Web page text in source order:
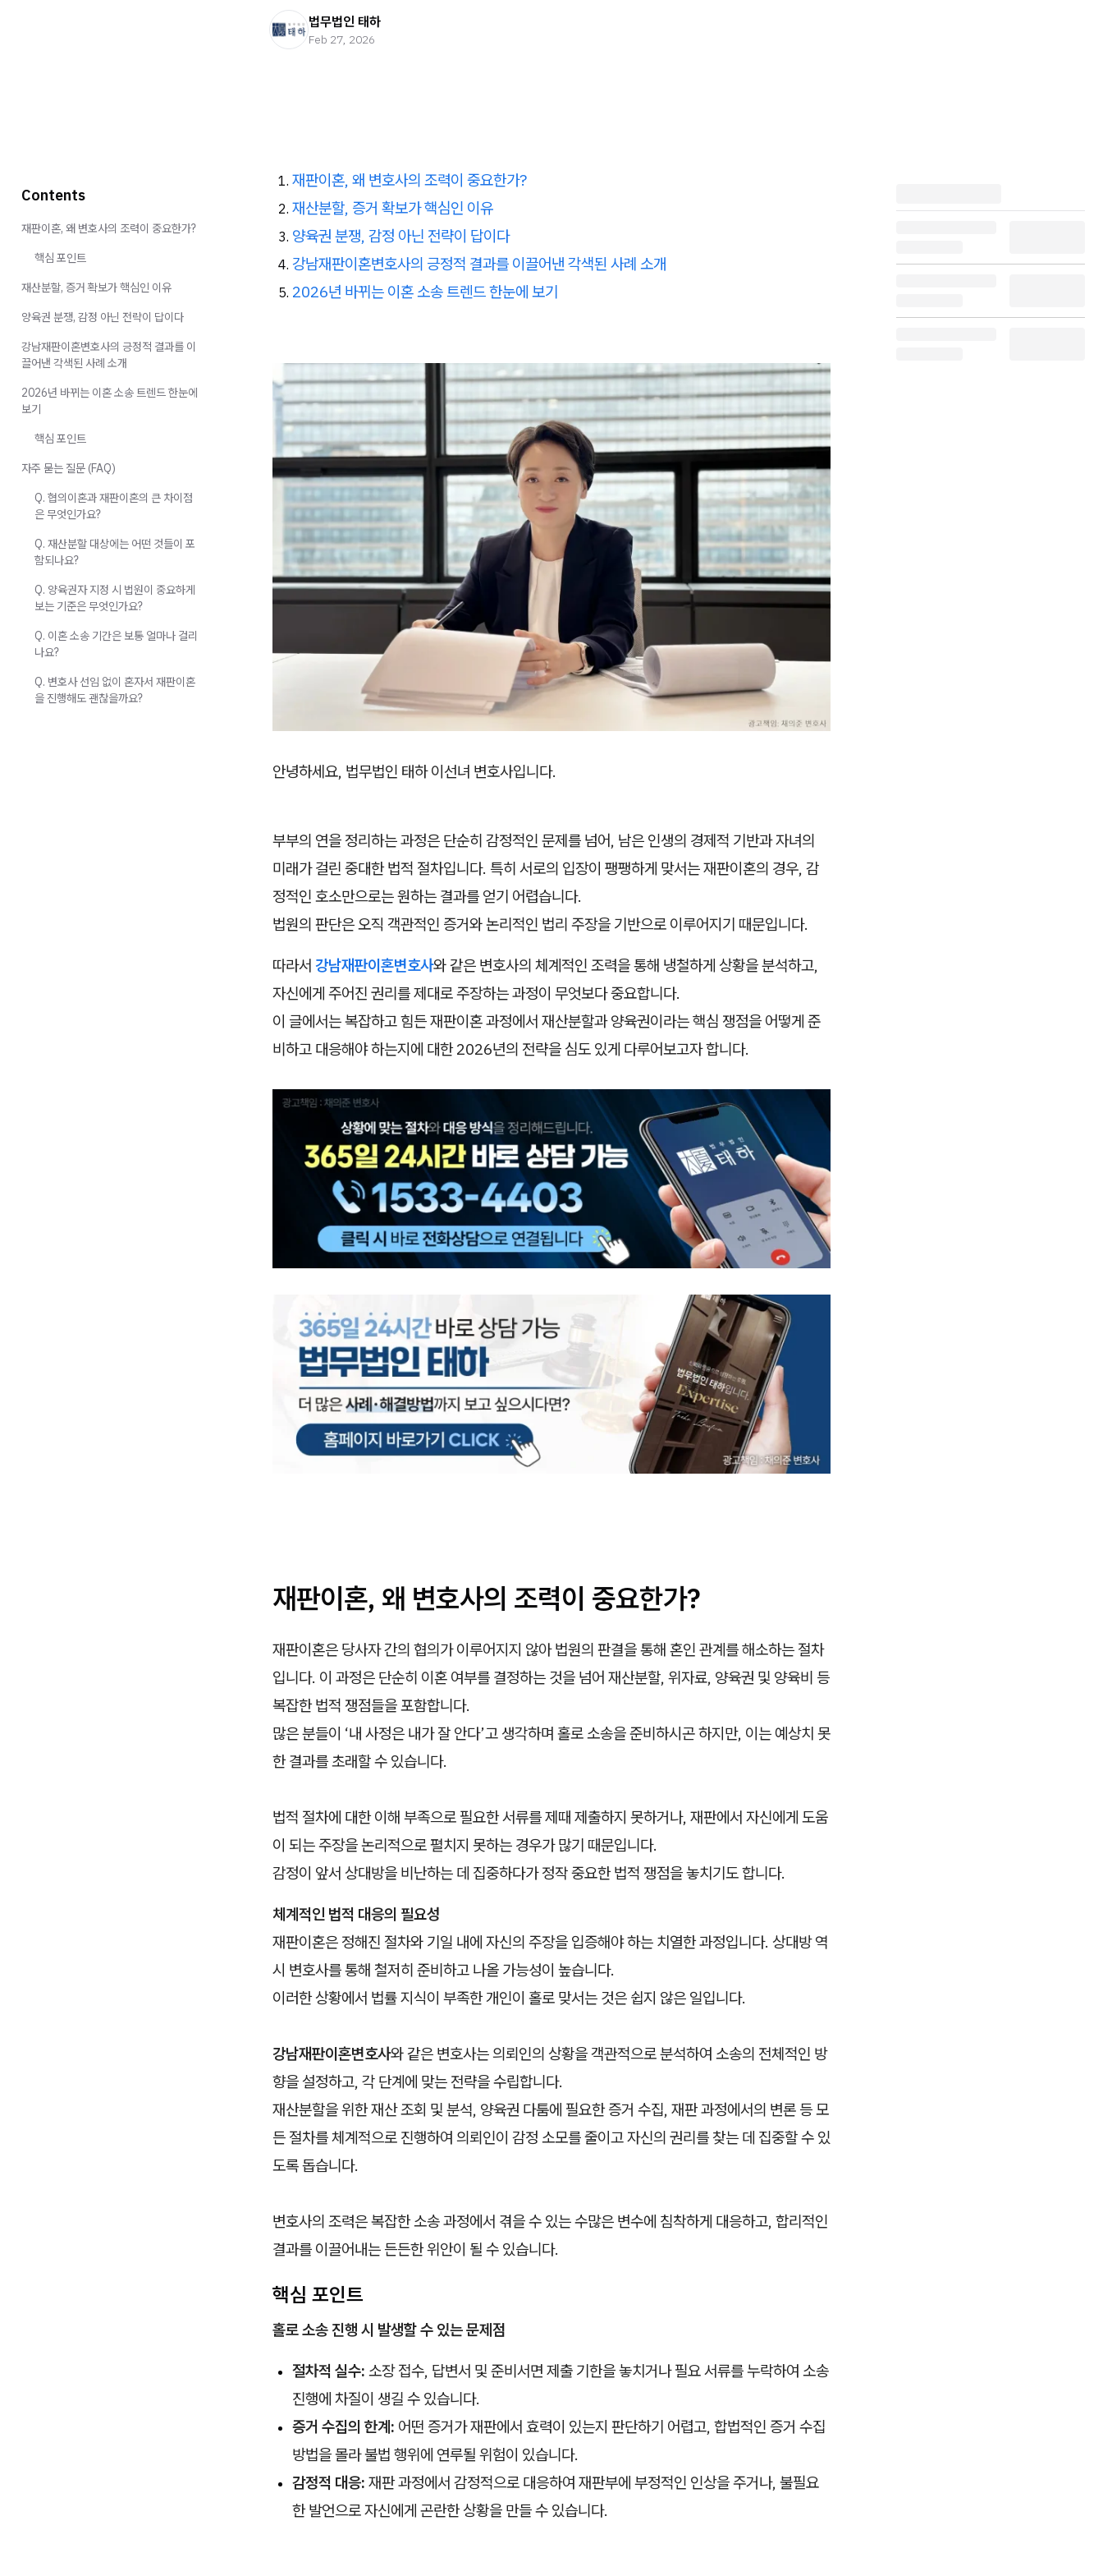
법무법인 태하
Feb 27, 2026
재판이혼, 왜 변호사의 조력이 중요한가?
재산분할, 증거 확보가 핵심인 이유
양육권 분쟁, 감정 아닌 전략이 답이다 ‍‍
강남재판이혼변호사의 긍정적 결과를 이끌어낸 각색된 사례 소개
2026년 바뀌는 이혼 소송 트렌드 한눈에 보기
안녕하세요, 법무법인 태하 이선녀 변호사입니다.
부부의 연을 정리하는 과정은 단순히 감정적인 문제를 넘어, 남은 인생의 경제적 기반과 자녀의
미래가 걸린 중대한 법적 절차입니다. 특히 서로의 입장이 팽팽하게 맞서는 재판이혼의 경우, 감
정적인 호소만으로는 원하는 결과를 얻기 어렵습니다.
법원의 판단은 오직 객관적인 증거와 논리적인 법리 주장을 기반으로 이루어지기 때문입니다.
따라서 강남재판이혼변호사와 같은 변호사의 체계적인 조력을 통해 냉철하게 상황을 분석하고,
자신에게 주어진 권리를 제대로 주장하는 과정이 무엇보다 중요합니다.
이 글에서는 복잡하고 힘든 재판이혼 과정에서 재산분할과 양육권이라는 핵심 쟁점을 어떻게 준
비하고 대응해야 하는지에 대한 2026년의 전략을 심도 있게 다루어보고자 합니다.
재판이혼, 왜 변호사의 조력이 중요한가?
재판이혼은 당사자 간의 협의가 이루어지지 않아 법원의 판결을 통해 혼인 관계를 해소하는 절차
입니다. 이 과정은 단순히 이혼 여부를 결정하는 것을 넘어 재산분할, 위자료, 양육권 및 양육비 등
복잡한 법적 쟁점들을 포함합니다.
많은 분들이 ‘내 사정은 내가 잘 안다’고 생각하며 홀로 소송을 준비하시곤 하지만, 이는 예상치 못
한 결과를 초래할 수 있습니다.
법적 절차에 대한 이해 부족으로 필요한 서류를 제때 제출하지 못하거나, 재판에서 자신에게 도움
이 되는 주장을 논리적으로 펼치지 못하는 경우가 많기 때문입니다.
감정이 앞서 상대방을 비난하는 데 집중하다가 정작 중요한 법적 쟁점을 놓치기도 합니다.
체계적인 법적 대응의 필요성
재판이혼은 정해진 절차와 기일 내에 자신의 주장을 입증해야 하는 치열한 과정입니다. 상대방 역
시 변호사를 통해 철저히 준비하고 나올 가능성이 높습니다.
이러한 상황에서 법률 지식이 부족한 개인이 홀로 맞서는 것은 쉽지 않은 일입니다.
강남재판이혼변호사와 같은 변호사는 의뢰인의 상황을 객관적으로 분석하여 소송의 전체적인 방
향을 설정하고, 각 단계에 맞는 전략을 수립합니다.
재산분할을 위한 재산 조회 및 분석, 양육권 다툼에 필요한 증거 수집, 재판 과정에서의 변론 등 모
든 절차를 체계적으로 진행하여 의뢰인이 감정 소모를 줄이고 자신의 권리를 찾는 데 집중할 수 있
도록 돕습니다.
변호사의 조력은 복잡한 소송 과정에서 겪을 수 있는 수많은 변수에 침착하게 대응하고, 합리적인
결과를 이끌어내는 든든한 위안이 될 수 있습니다.
핵심 포인트
홀로 소송 진행 시 발생할 수 있는 문제점
절차적 실수: 소장 접수, 답변서 및 준비서면 제출 기한을 놓치거나 필요 서류를 누락하여 소송
진행에 차질이 생길 수 있습니다.
증거 수집의 한계: 어떤 증거가 재판에서 효력이 있는지 판단하기 어렵고, 합법적인 증거 수집
방법을 몰라 불법 행위에 연루될 위험이 있습니다.
감정적 대응: 재판 과정에서 감정적으로 대응하여 재판부에 부정적인 인상을 주거나, 불필요
한 발언으로 자신에게 곤란한 상황을 만들 수 있습니다.
Contents
재판이혼, 왜 변호사의 조력이 중요한가?
핵심 포인트
재산분할, 증거 확보가 핵심인 이유
양육권 분쟁, 감정 아닌 전략이 답이다
강남재판이혼변호사의 긍정적 결과를 이
끌어낸 각색된 사례 소개
2026년 바뀌는 이혼 소송 트렌드 한눈에
보기
핵심 포인트
자주 묻는 질문 (FAQ)
Q. 협의이혼과 재판이혼의 큰 차이점
은 무엇인가요?
Q. 재산분할 대상에는 어떤 것들이 포
함되나요?
Q. 양육권자 지정 시 법원이 중요하게
보는 기준은 무엇인가요?
Q. 이혼 소송 기간은 보통 얼마나 걸리
나요?
Q. 변호사 선임 없이 혼자서 재판이혼
을 진행해도 괜찮을까요?